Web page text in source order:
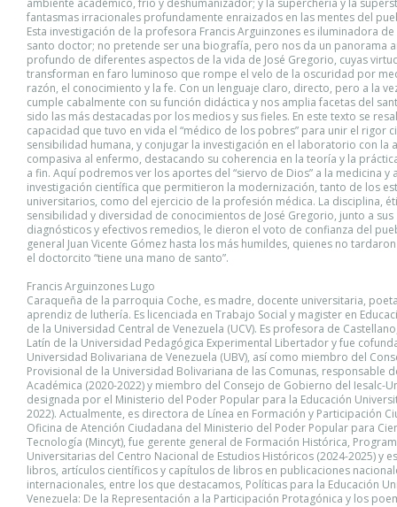
fantasmas irracionales profundamente enraizados en las mentes del
Esta investigación de la profesora Francis Arguinzones es iluminadora
santo doctor; no pretende ser una biografía, pero nos da un panorama
profundo de diferentes aspectos de la vida de José Gregorio, cuyas
transforman en faro luminoso que rompe el velo de la oscuridad por
razón, el conocimiento y la fe. Con un lenguaje claro, directo, pero a la
cumple cabalmente con su función didáctica y nos amplia facetas del
sido las más destacadas por los medios y sus fieles. En este texto se
capacidad que tuvo en vida el “médico de los pobres” para unir el rigor
sensibilidad humana, y conjugar la investigación en el laboratorio con la
compasiva al enfermo, destacando su coherencia en la teoría y la
a fin. Aquí podremos ver los aportes del “siervo de Dios” a la medicina y
investigación científica que permitieron la modernización, tanto de los
universitarios, como del ejercicio de la profesión médica. La disciplina,
sensibilidad y diversidad de conocimientos de José Gregorio, junto a
diagnósticos y efectivos remedios, le dieron el voto de confianza del
general Juan Vicente Gómez hasta los más humildes, quienes no
el doctorcito “tiene una mano de santo”.
Francis Arguinzones Lugo
Caraqueña de la parroquia Coche, es madre, docente universitaria,
aprendiz de luthería. Es licenciada en Trabajo Social y magister en
de la Universidad Central de Venezuela (UCV). Es profesora de
Latín de la Universidad Pedagógica Experimental Libertador y fue
Universidad Bolivariana de Venezuela (UBV), así como miembro del
Provisional de la Universidad Bolivariana de las Comunas, responsable
Académica (2020-2022) y miembro del Consejo de Gobierno del Iesalc-
designada por el Ministerio del Poder Popular para la Educación
2022). Actualmente, es directora de Línea en Formación y Participación
Oficina de Atención Ciudadana del Ministerio del Poder Popular para
Tecnología (Mincyt), fue gerente general de Formación Histórica,
Universitarias del Centro Nacional de Estudios Históricos (2024-2025) y
libros, artículos científicos y capítulos de libros en publicaciones
internacionales, entre los que destacamos, Políticas para la Educación
Venezuela: De la Representación a la Participación Protagónica y los